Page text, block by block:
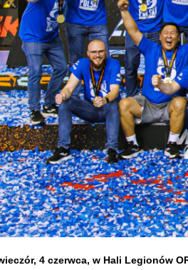
4 czerwca, w Hali Legionów